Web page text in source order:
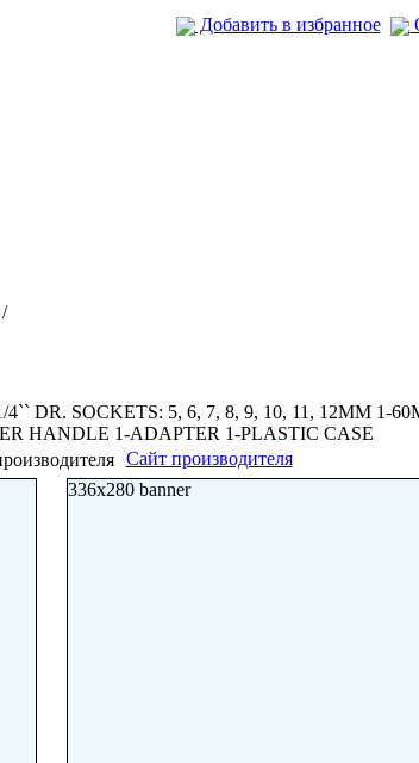
Добавить в избранное
DR. SOCKETS: 5, 6, 7, 8, 9, 10, 11, 12MM 1-
HANDLE 1-ADAPTER 1-PLASTIC CASE
Сайт производителя
336x280 banner